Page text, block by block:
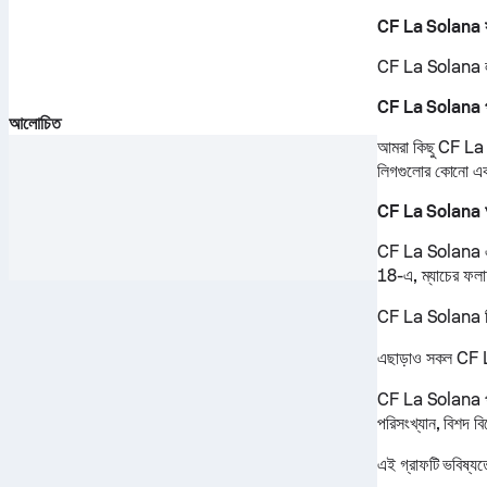
আলোচিত
CF La Solana
CF La Solana
CF La Solana
আমরা কিছু CF La
লিগগুলোর কোনো
CF La Solana
CF La Solana
18-এ, ম্যাচের
CF La Solana
এছাড়াও সকল CF
CF La Solana
পরিসংখ্যান, বিশদ
এই গ্রাফটি